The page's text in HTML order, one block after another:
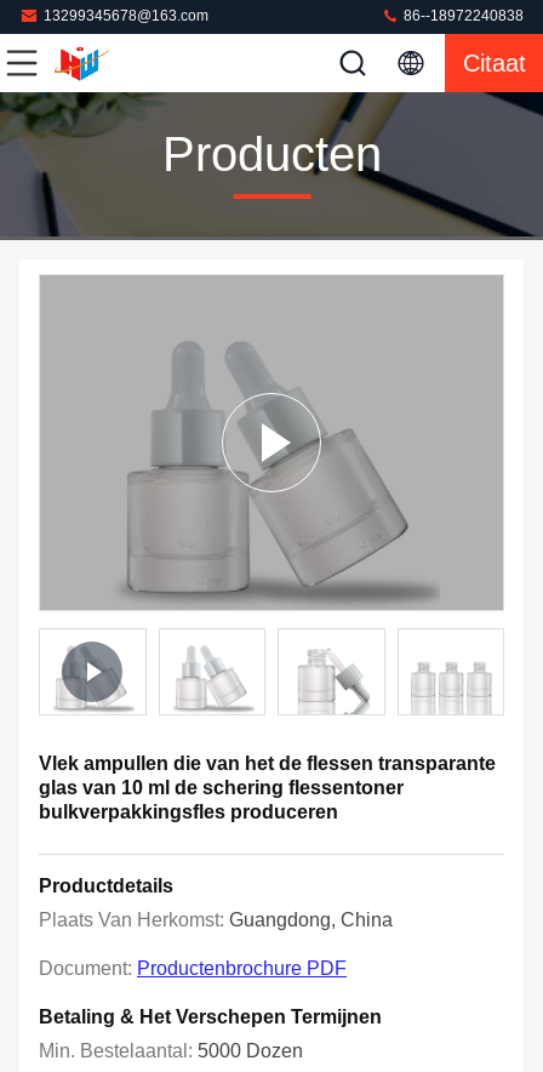
13299345678@163.com 86--18972240838
Citaat
Producten
Vlek ampullen die van het de flessen transparante
glas van 10 ml de schering flessentoner
bulkverpakkingsfles produceren
Productdetails
Plaats Van Herkomst: Guangdong, China
Document: Productenbrochure PDF
Betaling & Het Verschepen Termijnen
Min. Bestelaantal: 5000 Dozen